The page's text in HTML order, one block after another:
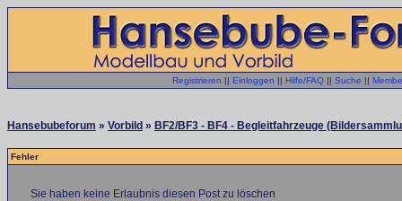
Registrieren || Einloggen || Hilfe/FAQ || Suche ||
Hansebubeforum » Vorbild » BF2/BF3 - BF4 - Begleitfahrzeuge
Fehler
Sie haben keine Erlaubnis diesen Post zu löschen